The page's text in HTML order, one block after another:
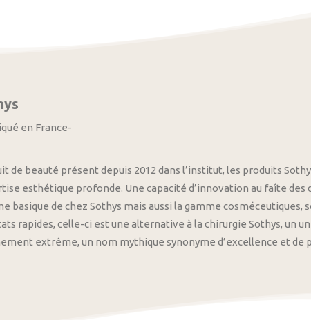
en France-
de beauté présent depuis 2012 dans l’institut, les produits
esthétique profonde. Une capacité d’innovation au faîte
basique de chez Sothys mais aussi la gamme
rapides, celle-ci est une alternative à la chirurgie Sothys, un
extrême, un nom mythique synonyme d’excellence et de